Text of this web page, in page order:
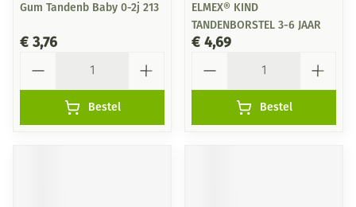
Gum Tandenb Baby 0-2j 213
€ 3,76
Bestel
ELMEX® KIND
TANDENBORSTEL 3-6 JAAR
€ 4,69
Bestel